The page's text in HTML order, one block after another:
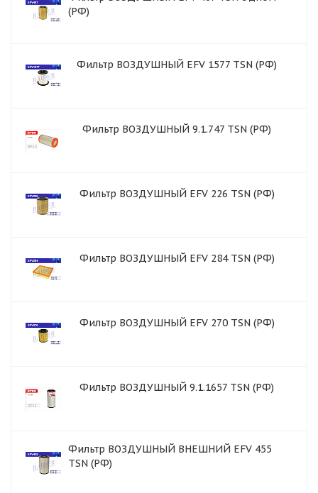
(РФ)
Фильтр ВОЗДУШНЫЙ EFV 1577 TSN (РФ)
Фильтр ВОЗДУШНЫЙ 9.1.747 TSN (РФ)
Фильтр ВОЗДУШНЫЙ EFV 226 TSN (РФ)
Фильтр ВОЗДУШНЫЙ EFV 284 TSN (РФ)
Фильтр ВОЗДУШНЫЙ EFV 270 TSN (РФ)
Фильтр ВОЗДУШНЫЙ 9.1.1657 TSN (РФ)
Фильтр ВОЗДУШНЫЙ ВНЕШНИЙ EFV 455
TSN (РФ)